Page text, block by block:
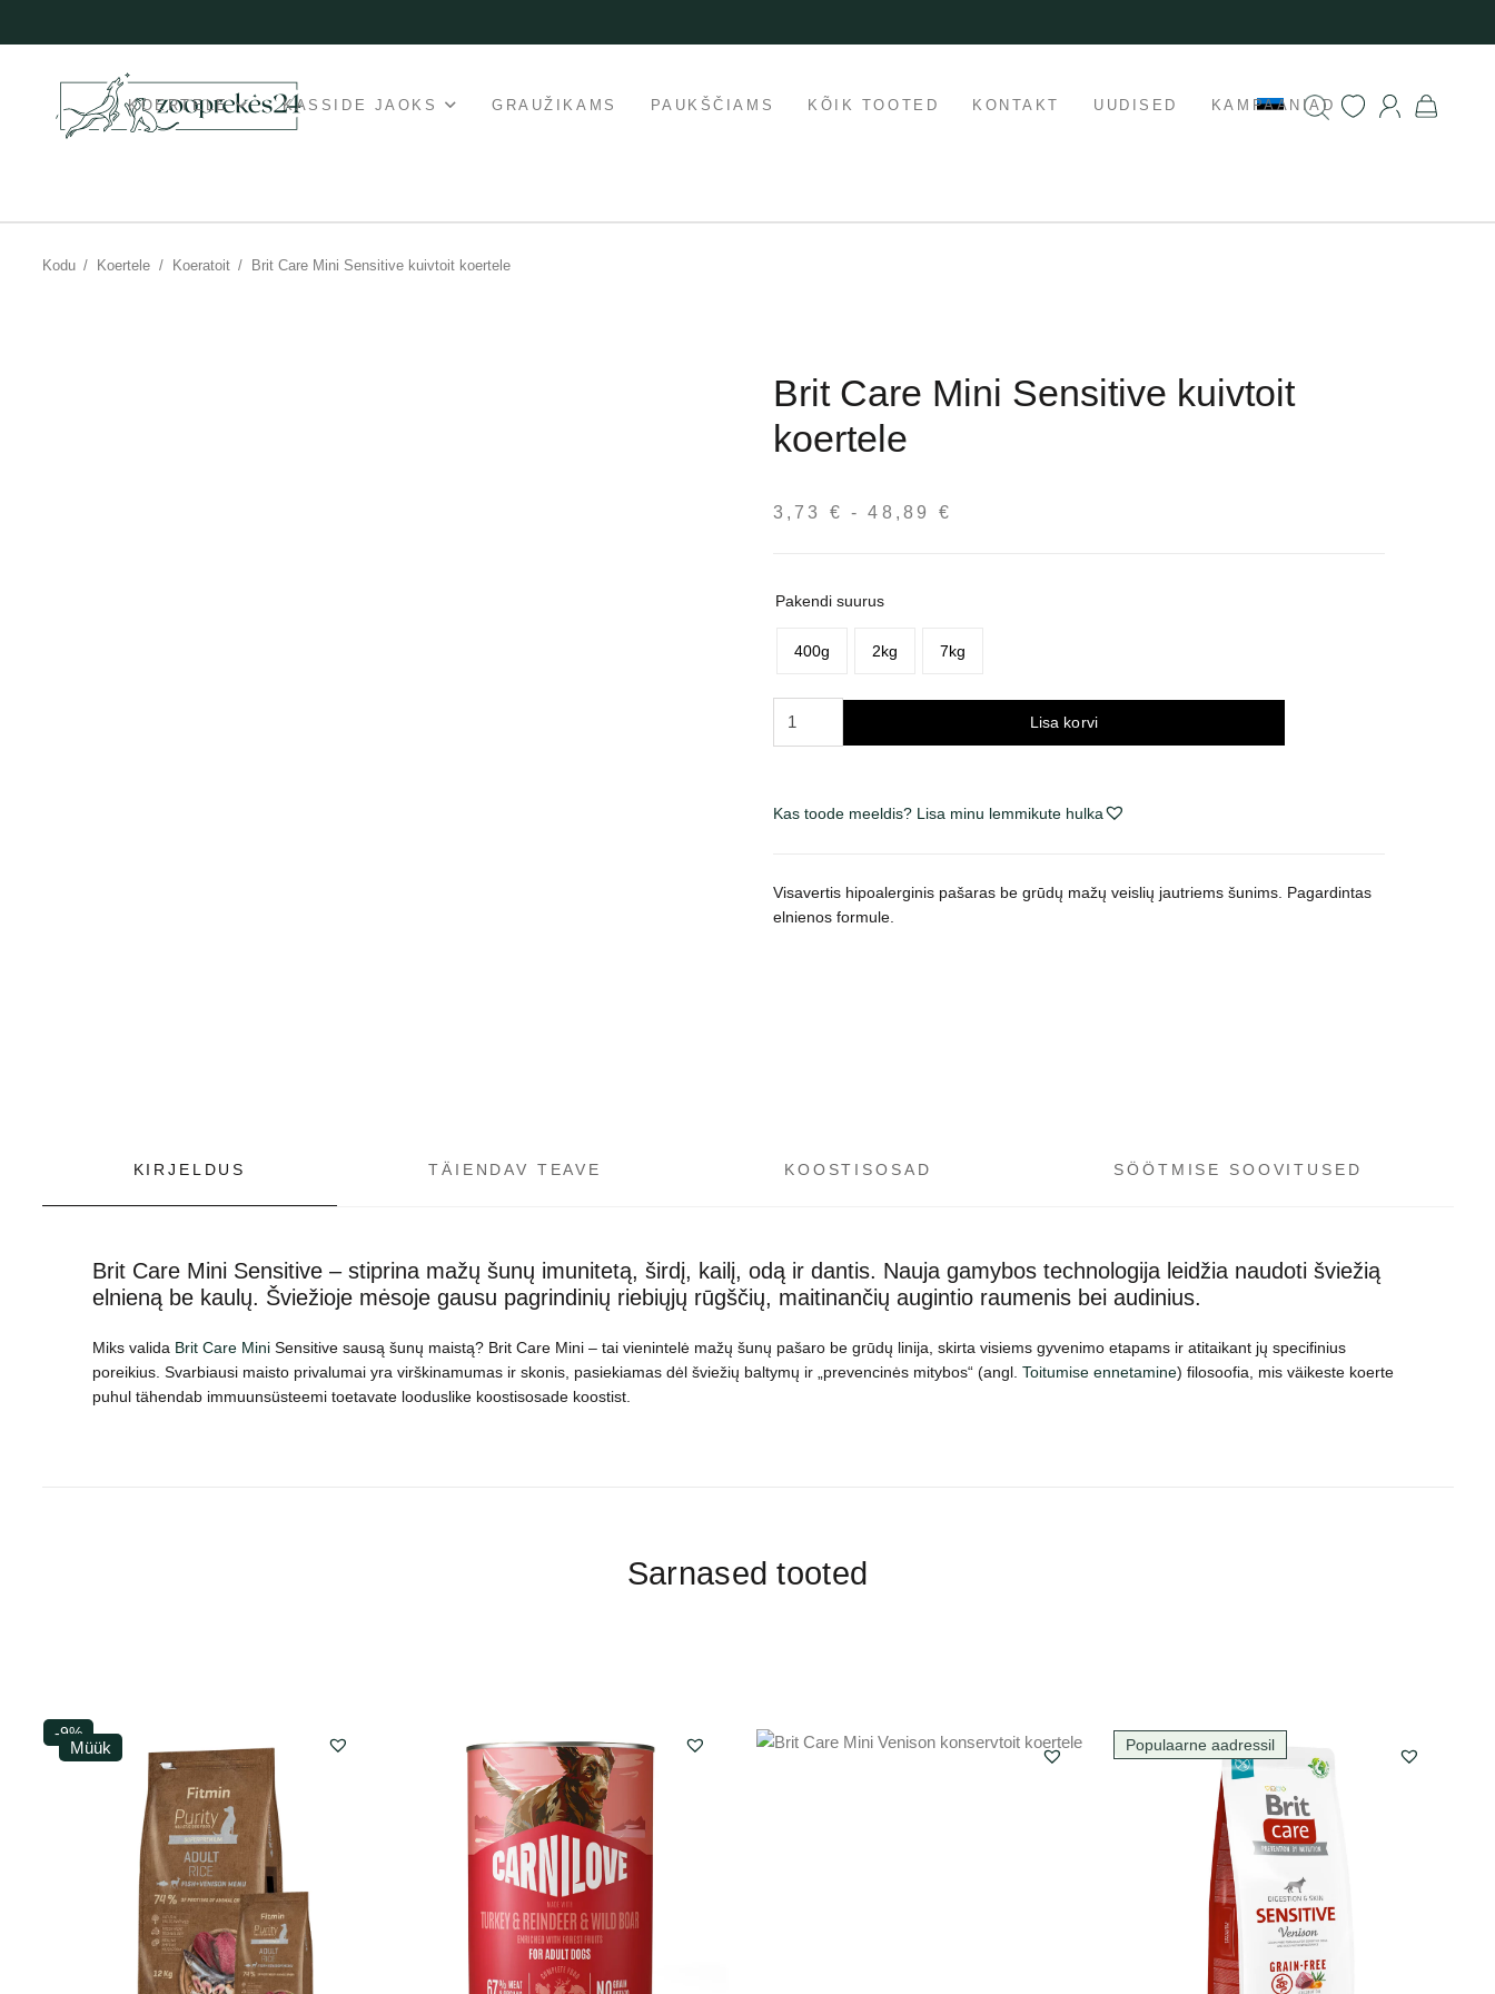
KOERTELE KASSIDE JAOKS GRAUŽIKAMS PAUKŠČIAMS KÕIK TOOTED KONTAKT UUDISED KAMPAANIAD
Kodu / Koertele / Koeratoit / Brit Care Mini Sensitive kuivtoit koertele
Brit Care Mini Sensitive kuivtoit
koertele
3,73 € - 48,89 €
Pakendi suurus
400g 2kg 7kg
sausas
kogus
Lisa korvi
Kas toode meeldis? Lisa minu lemmikute hulka
Visavertis hipoalerginis pašaras be grūdų mažų veislių jautriems šunims. Pagardintas
elnienos formule.
KIRJELDUS TÄIENDAV TEAVE KOOSTISOSAD SÖÖTMISE SOOVITUSED
Brit Care Mini Sensitive – stiprina mažų šunų imunitetą, širdį, kailį, odą ir dantis. Nauja gamybos technologija leidžia naudoti šviežią
elnieną be kaulų. Šviežioje mėsoje gausu pagrindinių riebiųjų rūgščių, maitinančių augintio raumenis bei audinius.
Miks valida Brit Care MiniSensitive sausą šunų maistą? Brit Care Mini – tai vienintelė mažų šunų pašaro be grūdų linija, skirta visiems gyvenimo etapams ir atitaikant jų specifinius
poreikius. Svarbiausi maisto privalumai yra virškinamumas ir skonis, pasiekiamas dėl šviežių baltymų ir „prevencinės mitybos“ (angl. Toitumise ennetamine) filosoofia, mis väikeste koerte
puhul tähendab immuunsüsteemi toetavate looduslike koostisosade koostist.
Sarnased tooted
-9%
Müük Populaarne aadressil